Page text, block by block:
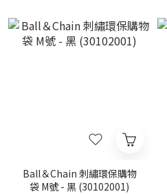
Ball＆Chain 刺繡環保購物
袋 M號 - 黑 (30102001)